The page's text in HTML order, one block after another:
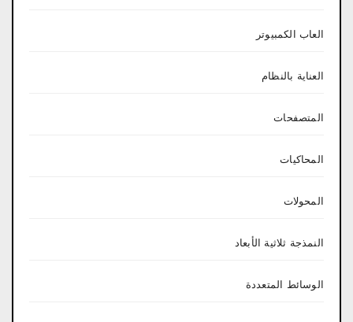
العاب الكمبيوتر
العناية بالنظام
المتصفحات
المحاكيات
المحولات
النمذجة ثلاثية الأبعاد
الوسائط المتعددة